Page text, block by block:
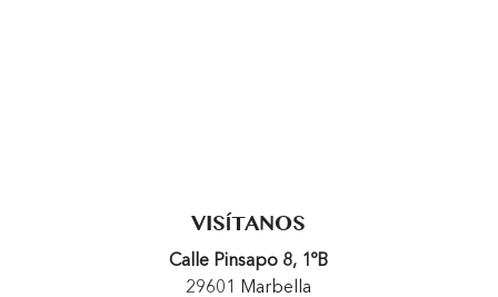
VISÍTANOS
Calle Pinsapo 8, 1ºB
29601 Marbella